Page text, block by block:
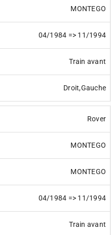
MONTEGO
04/1984 => 11/1994
Train avant
Droit,Gauche
Rover
MONTEGO
MONTEGO
04/1984 => 11/1994
Train avant